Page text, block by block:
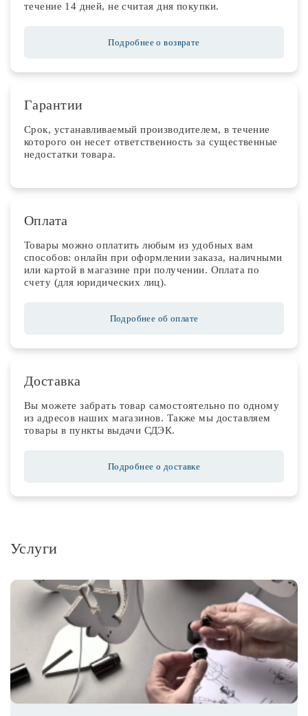
течение 14 дней, не считая дня покупки.
Подробнее о возврате
Гарантии
Срок, устанавливаемый производителем, в течение
которого он несет ответственность за существенные
недостатки товара.
Оплата
Товары можно оплатить любым из удобных вам
способов: онлайн при оформлении заказа, наличными
или картой в магазине при получении. Оплата по
счету (для юридических лиц).
Подробнее об оплате
Доставка
Вы можете забрать товар самостоятельно по одному
из адресов наших магазинов. Также мы доставляем
товары в пункты выдачи СДЭК.
Подробнее о доставке
Услуги